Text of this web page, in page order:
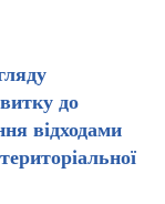
до
відходами